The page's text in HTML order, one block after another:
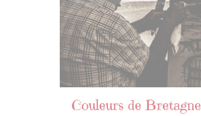
Couleurs de Bretagne